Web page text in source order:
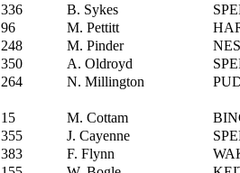
336
B. Sykes
96
M. Pettitt
248
M. Pinder
350
A. Oldroyd
264
N. Millington
15 M. Cottam
355
J. Cayenne
383
F. Flynn